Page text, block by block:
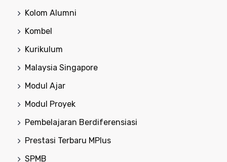
Kolom Alumni
Kombel
Kurikulum
Malaysia Singapore
Modul Ajar
Modul Proyek
Pembelajaran Berdiferensiasi
Prestasi Terbaru MPlus
SPMB